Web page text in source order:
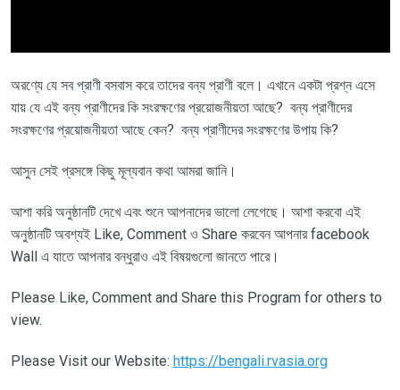
অরণ্যে যে সব প্রাণী বসবাস করে তাদের বন্য প্রাণী বলে। এখানে একটা প্রশ্ন এসে
যায় যে এই বন্য প্রাণীদের কি সংরক্ষণের প্রয়োজনীয়তা আছে? বন্য প্রাণীদের
সংরক্ষণের প্রয়োজনীয়তা আছে কেন? বন্য প্রাণীদের সংরক্ষণের উপায় কি?
আসুন সেই প্রসঙ্গে কিছু মূল্যবান কথা আমরা জানি।
আশা করি অনুষ্ঠানটি দেখে এবং শুনে আপনাদের ভালো লেগেছে। আশা করবো এই
অনুষ্ঠানটি অবশ্যই Like, Comment ও Share করবেন আপনার facebook
Wall এ যাতে আপনার বন্ধুরাও এই বিষয়গুলো জানতে পারে।
Please Like, Comment and Share this Program for others to
view.
Please Visit our Website: https://bengali.rvasia.org